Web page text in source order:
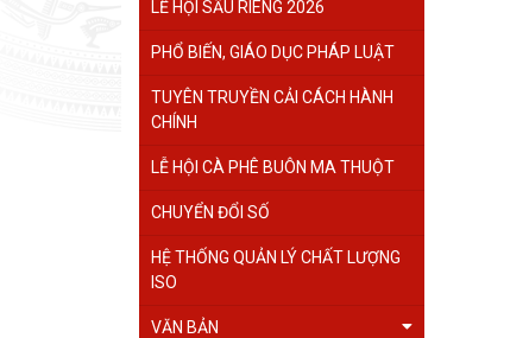
LỄ HỘI SẦU RIÊNG 2026
PHỔ BIẾN, GIÁO DỤC PHÁP LUẬT
TUYÊN TRUYỀN CẢI CÁCH HÀNH
CHÍNH
LỄ HỘI CÀ PHÊ BUÔN MA THUỘT
CHUYỂN ĐỔI SỐ
HỆ THỐNG QUẢN LÝ CHẤT LƯỢNG
ISO
VĂN BẢN